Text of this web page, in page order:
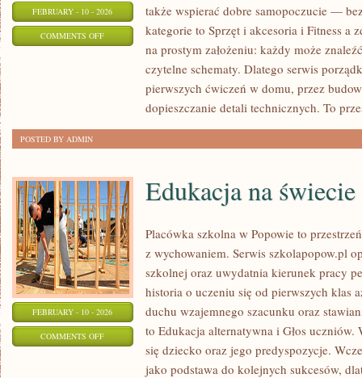
FEBRUARY - 10 - 2026
COMMENTS OFFON
ODCHUDZANIE
także wspierać dobre samopoczucie —
kategorie to Sprzęt i akcesoria i Fitness a
na prostym założeniu: każdy może
czytelne schematy. Dlatego serwis
pierwszych ćwiczeń w domu, przez
dopieszczanie detali technicznych. To
POSTED BY ADMIN
FEBRUARY - 10 - 2026
COMMENTS OFFON
Edukacja na świecie
Placówka szkolna w Popowie to
z wychowaniem. Serwis szkolapopow.pl
szkolnej oraz uwydatnia kierunek pracy
historia o uczeniu się od pierwszych klas
duchu wzajemnego szacunku oraz
to Edukacja alternatywna i Głos
się dziecko oraz jego predyspozycje.
jako podstawa do kolejnych sukcesów,